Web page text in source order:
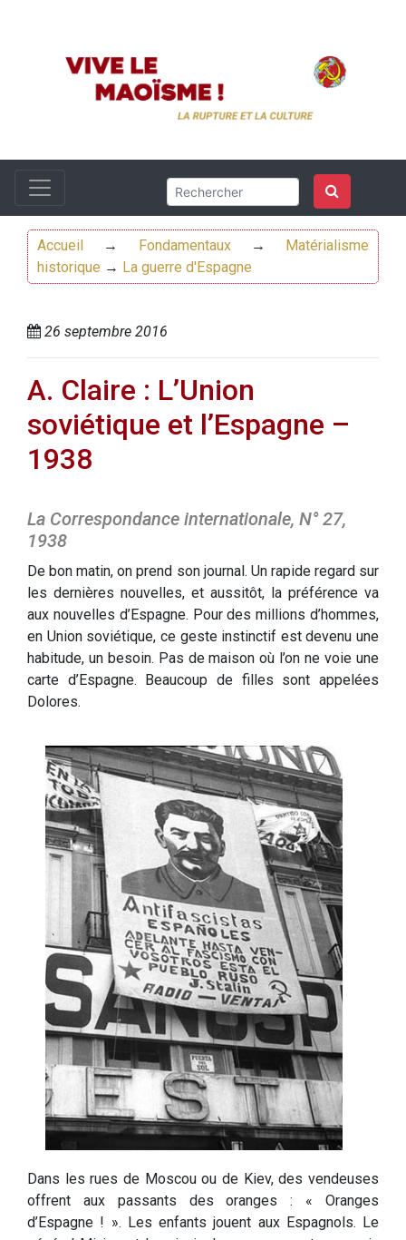
Accueil → Fondamentaux→
Matérialisme
historique → La guerre d'Espagne
26 septembre 2016
A. Claire : L’Union
soviétique et l’Espagne –
1938
La Correspondance internationale, N° 27,
1938
De bon matin, on prend son journal. Un rapide regard sur
les dernières nouvelles, et aussitôt, la préférence va
aux nouvelles d’Espagne. Pour des millions d’hommes,
en Union soviétique, ce geste instinctif est devenu une
habitude, un besoin. Pas de maison où l’on ne voie une
carte d’Espagne. Beaucoup de filles sont appelées
Dolores.
Dans les rues de Moscou ou de Kiev, des vendeuses
offrent aux passants des oranges : « Oranges
d’Espagne ! ». Les enfants jouent aux Espagnols. Le